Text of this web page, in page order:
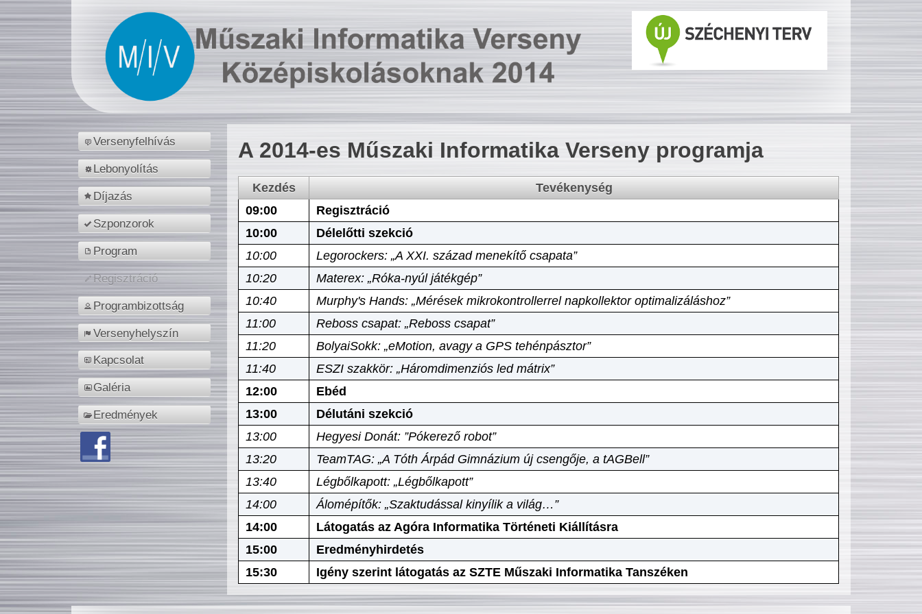
Versenyfelhívás
Lebonyolítás
Díjazás
Szponzorok
Program
Regisztráció
Programbizottság
Versenyhelyszín
Kapcsolat
Galéria
Eredmények
A 2014-es Műszaki Informatika Verseny programja
Kezdés
Tevékenység
09:00
Regisztráció
10:00
Délelőtti szekció
10:00
Legorockers: „A XXI. század menekítő csapata”
10:20
Materex: „Róka-nyúl játékgép”
10:40
Murphy's Hands: „Mérések mikrokontrollerrel napkollektor optimalizáláshoz”
11:00
Reboss csapat: „Reboss csapat”
11:20
BolyaiSokk: „eMotion, avagy a GPS tehénpásztor”
11:40
ESZI szakkör: „Háromdimenziós led mátrix”
12:00
Ebéd
13:00
Délutáni szekció
13:00
Hegyesi Donát: ”Pókerező robot”
13:20
TeamTAG: „A Tóth Árpád Gimnázium új csengője, a tAGBell”
13:40
Légbőlkapott: „Légbőlkapott”
14:00
Álomépítők: „Szaktudással kinyílik a világ…”
14:00
Látogatás az Agóra Informatika Történeti Kiállításra
15:00
Eredményhirdetés
15:30
Igény szerint látogatás az SZTE Műszaki Informatika Tanszéken